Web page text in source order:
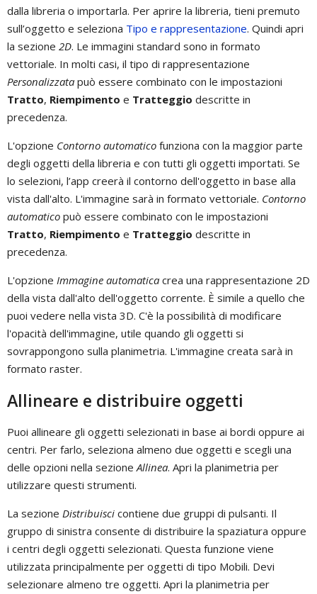
dalla libreria o importarla. Per aprire la libreria, tieni premuto
sull’oggetto e seleziona Tipo e rappresentazione. Quindi apri
la sezione 2D. Le immagini standard sono in formato
vettoriale. In molti casi, il tipo di rappresentazione
Personalizzata può essere combinato con le impostazioni
Tratto, Riempimento e Tratteggio descritte in
precedenza.
L'opzione Contorno automatico funziona con la maggior parte
degli oggetti della libreria e con tutti gli oggetti importati. Se
lo selezioni, l’app creerà il contorno dell'oggetto in base alla
vista dall'alto. L'immagine sarà in formato vettoriale. Contorno
automatico può essere combinato con le impostazioni
Tratto, Riempimento e Tratteggio descritte in
precedenza.
L'opzione Immagine automatica crea una rappresentazione 2D
della vista dall'alto dell'oggetto corrente. È simile a quello che
puoi vedere nella vista 3D. C'è la possibilità di modificare
l'opacità dell'immagine, utile quando gli oggetti si
sovrappongono sulla planimetria. L'immagine creata sarà in
formato raster.
Allineare e distribuire oggetti
Puoi allineare gli oggetti selezionati in base ai bordi oppure ai
centri. Per farlo, seleziona almeno due oggetti e scegli una
delle opzioni nella sezioneAllinea. Apri la planimetria per
utilizzare questi strumenti.
La sezione Distribuisci contiene due gruppi di pulsanti. Il
gruppo di sinistra consente di distribuire la spaziatura oppure
i centri degli oggetti selezionati. Questa funzione viene
utilizzata principalmente per oggetti di tipo Mobili. Devi
selezionare almeno tre oggetti. Apri la planimetria per